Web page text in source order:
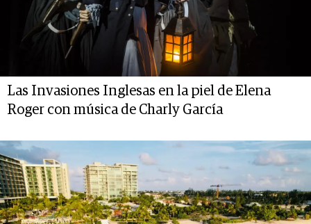
Las Invasiones Inglesas en la piel de Elena
Roger con música de Charly García